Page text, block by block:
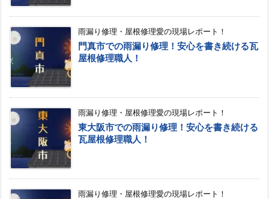
雨漏り修理・屋根修理愛の現場レポート！
門真市での雨漏り修理！安心を書き続ける瓦
屋根修理職人！
雨漏り修理・屋根修理愛の現場レポート！
東大阪市での雨漏り修理！安心を書き続ける
瓦屋根修理職人！
雨漏り修理・屋根修理愛の現場レポート！